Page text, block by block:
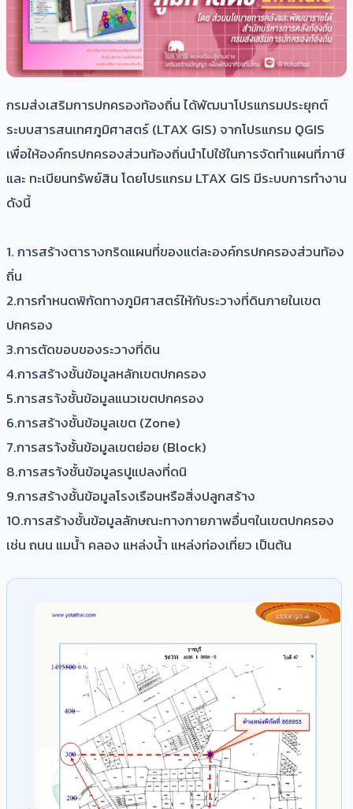
กรมส่งเสริมการปกครองท้องถิ่น ได้พัฒนาโปรแกรมประยุกต์
ระบบสารสนเทศภูมิศาสตร์ (LTAX GIS) จากโปรแกรม QGIS
เพื่อให้องค์กรปกครองส่วนท้องถิ่นนำไปใช้ในการจัดทำแผนที่ภาษี
และ ทะเบียนทรัพย์สิน โดยโปรแกรม LTAX GIS มีระบบการทำงาน
ดังนี้
1. การสร้างตารางกริดแผนที่ของแต่ละองค์กรปกครองส่วนท้อง
ถิ่น
2.การกำหนดพิกัดทางภูมิศาสตร์ให้กับระวางที่ดินภายในเขต
ปกครอง
3.การตัดขอบของระวางที่ดิน
4.การสร้างชั้นข้อมูลหลักเขตปกครอง
5.การสรา้งชั้นข้อมูลแนวเขตปกครอง
6.การสร้างชั้นข้อมูลเขต (Zone)
7.การสรา้งชั้นข้อมูลเขตย่อย (Block)
8.การสรา้งชั้นข้อมูลรปูแปลงที่ดนิ
9.การสร้างชั้นข้อมูลโรงเรือนหรือสิ่งปลูกสร้าง
10.การสร้างชั้นข้อมูลลักษณะทางกายภาพอื่นๆในเขตปกครอง
เช่น ถนน แมน้ำ คลอง แหล่งน้ำ แหล่งท่องเที่ยว เป็นต้น